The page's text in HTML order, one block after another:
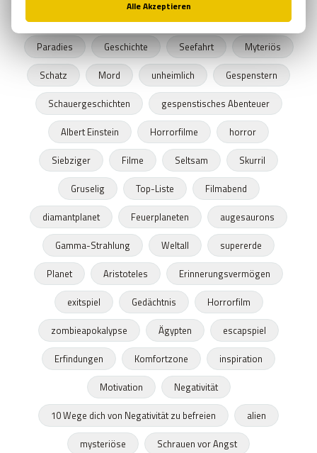
Paradies
Geschichte Seefahrt
Myteriös
Schatz
Mord unheimlich
Gespenstern
Schauergeschichten
gespenstisches Abenteuer
Albert Einstein
Horrorfilme
horror
Siebziger
Filme Seltsam
Skurril
Gruselig
Top-Liste
Filmabend
diamantplanet
Feuerplaneten
augesaurons
Gamma-Strahlung
Weltall
supererde
Planet
Aristoteles
Erinnerungsvermögen
exitspiel
Gedächtnis
Horrorfilm
zombieapokalypse
Ägypten
escapspiel
Erfindungen
Komfortzone
inspiration
Motivation
Negativität
10 Wege dich von Negativität zu befreien
alien
mysteriöse
Schrauen vor Angst